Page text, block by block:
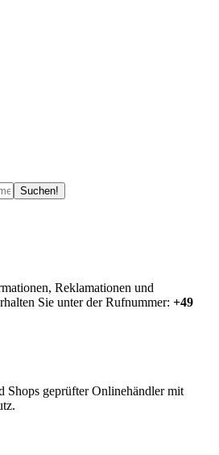
Reklamationen und
Sie unter der Rufnummer: +49
Shops geprüfter Onlinehändler mit